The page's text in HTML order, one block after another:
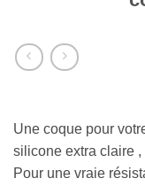
Une coque pour
silicone extra claire
Pour une vraie